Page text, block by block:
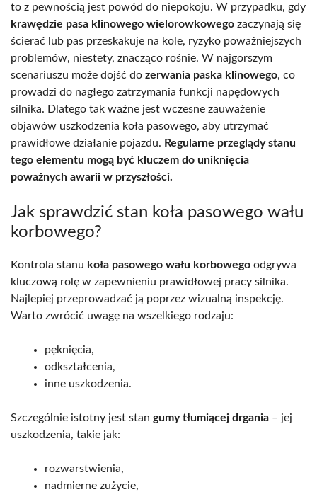
to z pewnością jest powód do niepokoju. W przypadku, gdy
krawędzie pasa klinowego wielorowkowego zaczynają się
ścierać lub pas przeskakuje na kole, ryzyko poważniejszych
problemów, niestety, znacząco rośnie. W najgorszym
scenariuszu może dojść do zerwania paska klinowego, co
prowadzi do nagłego zatrzymania funkcji napędowych
silnika. Dlatego tak ważne jest wczesne zauważenie
objawów uszkodzenia koła pasowego, aby utrzymać
prawidłowe działanie pojazdu. Regularne przeglądy stanu
tego elementu mogą być kluczem do uniknięcia
poważnych awarii w przyszłości.
Jak sprawdzić stan koła pasowego wału
korbowego?
Kontrola stanu koła pasowego wału korbowego odgrywa
kluczową rolę w zapewnieniu prawidłowej pracy silnika.
Najlepiej przeprowadzać ją poprzez wizualną inspekcję.
Warto zwrócić uwagę na wszelkiego rodzaju:
pęknięcia,
odkształcenia,
inne uszkodzenia.
Szczególnie istotny jest stan gumy tłumiącej drgania – jej
uszkodzenia, takie jak:
rozwarstwienia,
nadmierne zużycie,